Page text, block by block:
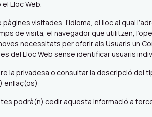
Lloc Web.
visitades, l’idioma, el lloc al qual
de visita, el navegador que utilitzen,
necessitats per oferir als Usuaris un
del Lloc Web sense identificar usuaris
la privadesa o consultar la descripció del
enllaç(os):
podrà(n) cedir aquesta informació a